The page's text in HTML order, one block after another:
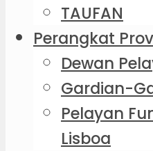
TAUFAN
Perangkat
Dewan
Gardian-
Pelayan
Lisboa